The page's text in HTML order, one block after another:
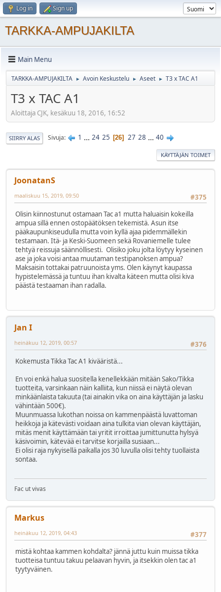
Log in Sign up
TARKKA-AMPUJAKILTA
Main Menu
TARKKA-AMPUJAKILTA ► Avoin Keskustelu ► Aseet ► T3 x TAC A1
T3 x TAC A1
Aloittaja CJK, kesäkuu 18, 2016, 16:52
SIIRRY ALAS Sivuja 1 ... 24 25 26 27 28 ... 40
KÄYTTÄJÄN TOIMET
JoonatanS
#375
maaliskuu 15, 2019, 09:50
Olisin kiinnostunut ostamaan Tac a1 mutta haluaisin kokeilla
ampua sillä ennen ostopäätöksen tekemistä. Asun itse
pääkaupunkiseudulla mutta voin kyllä ajaa pidemmällekin
testamaan. Itä- ja Keski-Suomeen sekä Rovaniemelle tulee
tehtyä reissuja säännöllisesti. Olisiko joku jolta löytyy kyseinen
ase ja joka voisi antaa muutaman testipanoksen ampua?
Maksaisin tottakai patruunoista yms. Olen käynyt kaupassa
hypistelemässä ja tuntuu ihan kivalta käteen mutta olisi kiva
päästä testaaman ihan radalla.
Jan I
#376
heinäkuu 12, 2019, 00:57
Kokemusta Tikka Tac A1 kivääristä...
En voi enkä halua suositella kenellekkään mitään Sako/Tikka
tuotteita, varsinkaan näin kalliita, kun niissä ei näytä olevan
minkäänlaista takuuta (tai ainakin vika on aina käyttäjän ja lasku
vähintään 500€).
Muunmuassa lukothan noissa on kammenpäästä luvattoman
heikkoja ja kätevästi voidaan aina tulkita vian olevan käyttäjän,
mitäs menit käyttämään tai yritit irroittaa jumittunutta hylsyä
käsivoimin, kätevää ei tarvitse korjailla susiaan...
Ei olisi raja nykyisellä paikalla jos 30 luvulla olisi tehty tuollaista
sontaa.
Fac ut vivas
Markus
#377
heinäkuu 12, 2019, 04:43
mistä kohtaa kammen kohdalta? jännä juttu kuin muissa tikka
tuotteisa tuntuu takuu pelaavan hyvin, ja itsekkin olen tac a1
tyytyväinen.